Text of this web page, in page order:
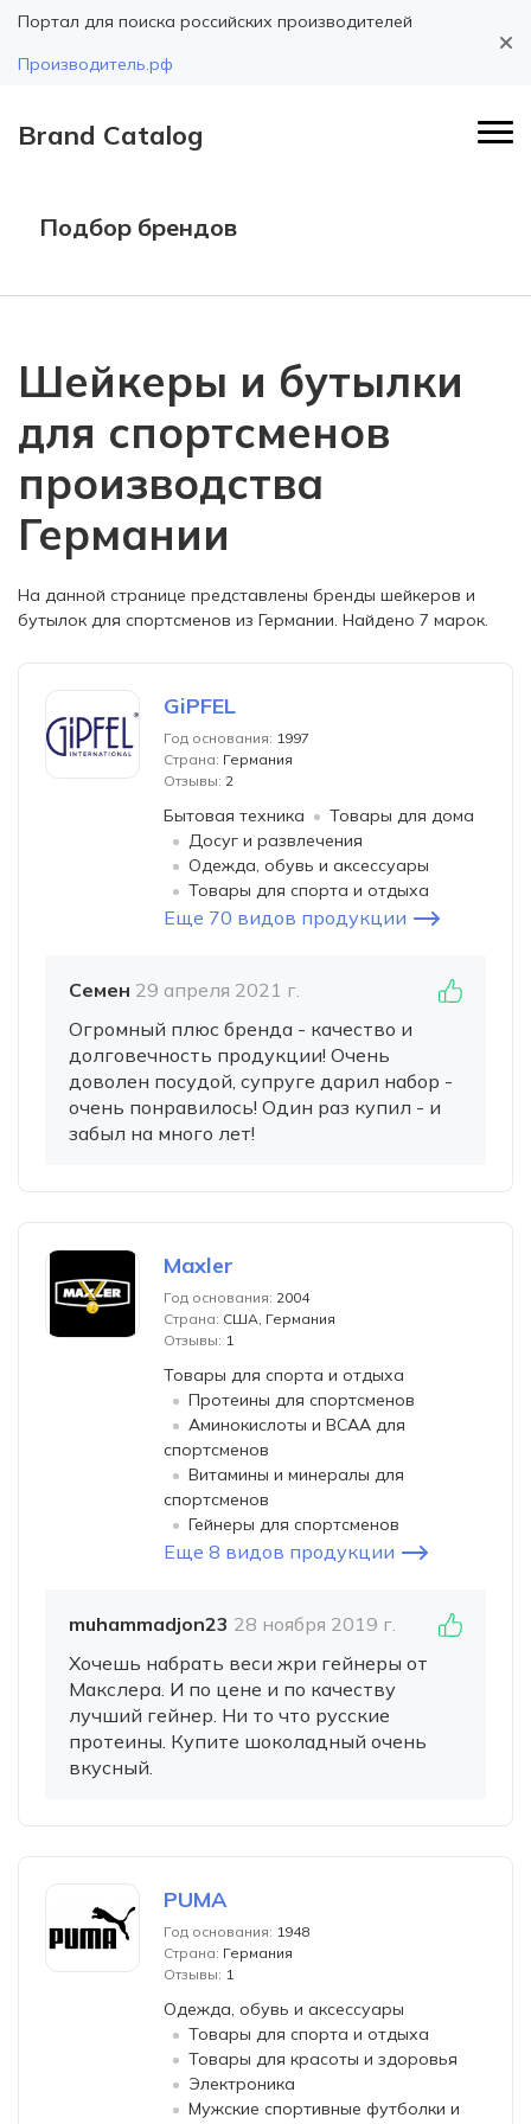
Портал для поиска российских производителей
Производитель.рф
Brand Catalog
Подбор брендов
Шейкеры и бутылки
для спортсменов
производства
Германии
На данной странице представлены бренды шейкеров и
бутылок для спортсменов из Германии. Найдено 7 марок.
GiPFEL
Год основания: 1997
Страна: Германия
Отзывы: 2
Бытовая техника
Товары для дома
Досуг и развлечения
Одежда, обувь и аксессуары
Товары для спорта и отдыха
Еще 70 видов продукции
Семен 29 апреля 2021 г.
Огромный плюс бренда - качество и
долговечность продукции! Очень
доволен посудой, супруге дарил набор -
очень понравилось! Один раз купил - и
забыл на много лет!
Maxler
Год основания: 2004
Страна: США, Германия
Отзывы: 1
Товары для спорта и отдыха
Протеины для спортсменов
Аминокислоты и BCAA для
спортсменов
Витамины и минералы для
спортсменов
Гейнеры для спортсменов
Еще 8 видов продукции
muhammadjon23 28 ноября 2019 г.
Хочешь набрать веси жри гейнеры от
Макслера. И по цене и по качеству
лучший гейнер. Ни то что русские
протеины. Купите шоколадный очень
вкусный.
PUMA
Год основания: 1948
Страна: Германия
Отзывы: 1
Одежда, обувь и аксессуары
Товары для спорта и отдыха
Товары для красоты и здоровья
Электроника
Мужские спортивные футболки и